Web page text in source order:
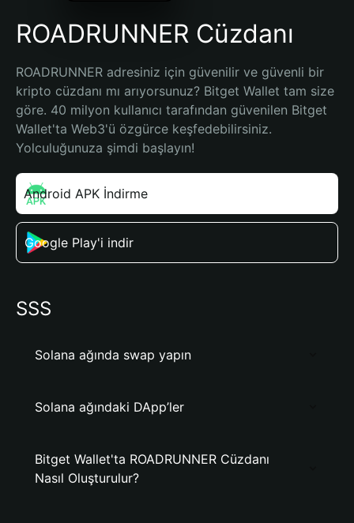
ROADRUNNER Cüzdanı
ROADRUNNER adresiniz için güvenilir ve güvenli bir
kripto cüzdanı mı arıyorsunuz? Bitget Wallet tam size
göre. 40 milyon kullanıcı tarafından güvenilen Bitget
Wallet'ta Web3'ü özgürce keşfedebilirsiniz.
Yolculuğunuza şimdi başlayın!
Android APK İndirme
Google Play'i indir
SSS
Solana ağında swap yapın
Solana ağındaki DApp’ler
Bitget Wallet'ta ROADRUNNER Cüzdanı
Nasıl Oluşturulur?